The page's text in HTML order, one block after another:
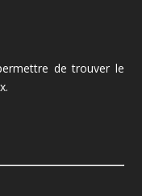
de trouver le